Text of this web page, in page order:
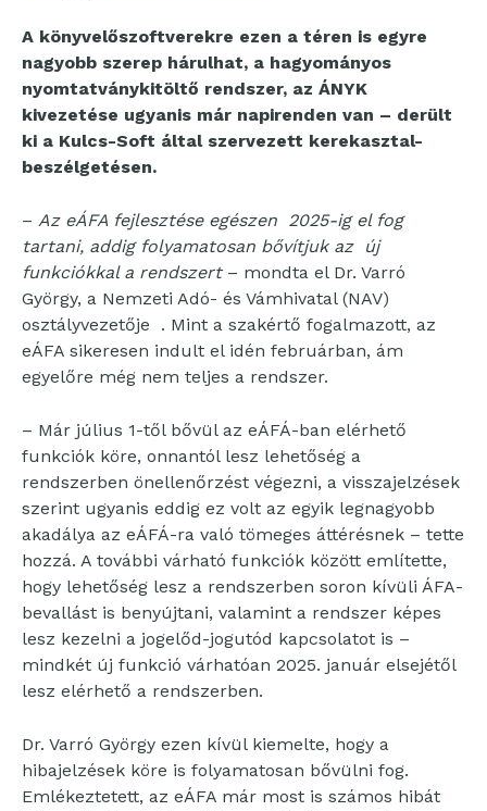
A könyvelőszoftverekre ezen a téren is egyre
nagyobb szerep hárulhat, a hagyományos
nyomtatványkitöltő rendszer, az ÁNYK
kivezetése ugyanis már napirenden van – derült
ki a Kulcs-Soft által szervezett kerekasztal-
beszélgetésen.
– Az eÁFA fejlesztése egészen 2025-ig el fog
tartani, addig folyamatosan bővítjuk az új
funkciókkal a rendszert – mondta el Dr. Varró
György, a Nemzeti Adó- és Vámhivatal (NAV)
osztályvezetője . Mint a szakértő fogalmazott, az
eÁFA sikeresen indult el idén februárban, ám
egyelőre még nem teljes a rendszer.
– Már július 1-től bővül az eÁFÁ-ban elérhető
funkciók köre, onnantól lesz lehetőség a
rendszerben önellenőrzést végezni, a visszajelzések
szerint ugyanis eddig ez volt az egyik legnagyobb
akadálya az eÁFÁ-ra való tömeges áttérésnek – tette
hozzá. A további várható funkciók között említette,
hogy lehetőség lesz a rendszerben soron kívüli ÁFA-
bevallást is benyújtani, valamint a rendszer képes
lesz kezelni a jogelőd-jogutód kapcsolatot is –
mindkét új funkció várhatóan 2025. január elsejétől
lesz elérhető a rendszerben.
Dr. Varró György ezen kívül kiemelte, hogy a
hibajelzések köre is folyamatosan bővülni fog.
Emlékeztetett, az eÁFA már most is számos hibát